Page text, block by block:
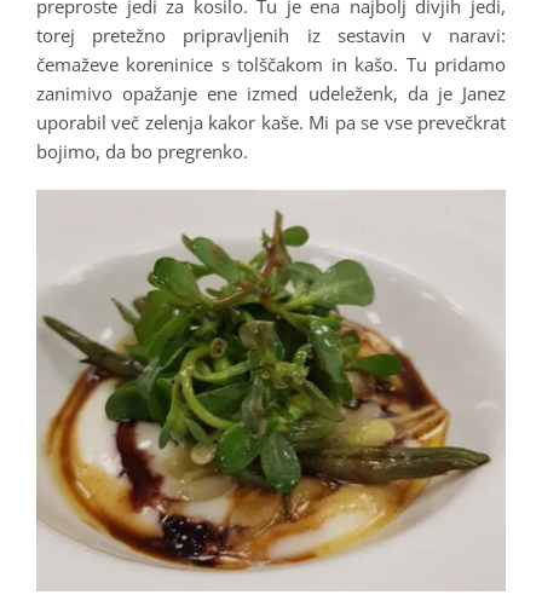
preproste jedi za kosilo. Tu je ena najbolj divjih jedi,
torej pretežno pripravljenih iz sestavin v naravi:
čemaževe koreninice s tolščakom in kašo. Tu pridamo
zanimivo opažanje ene izmed udeleženk, da je Janez
uporabil več zelenja kakor kaše. Mi pa se vse prevečkrat
bojimo, da bo pregrenko.